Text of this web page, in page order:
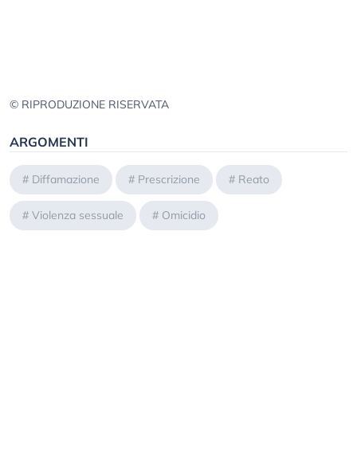
© RIPRODUZIONE RISERVATA
ARGOMENTI
# Diffamazione # Prescrizione # Reato
# Violenza sessuale # Omicidio